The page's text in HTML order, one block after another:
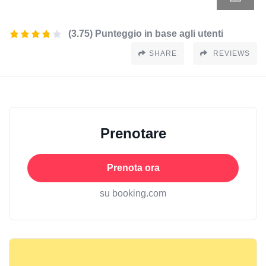
(3.75) Punteggio in base agli utenti
SHARE REVIEWS
Prenotare
Prenota ora
su booking.com